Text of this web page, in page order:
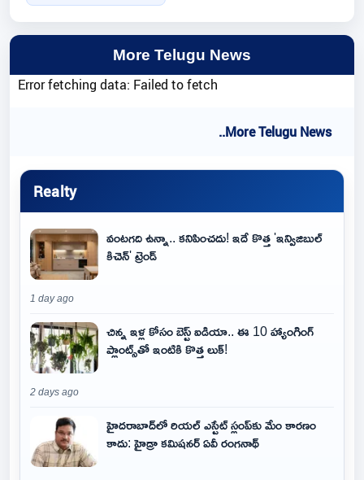
More Telugu News
Error fetching data: Failed to fetch
..More Telugu News
Realty
వంటగది ఉన్నా.. కనిపించదు! ఇదే కొత్త 'ఇన్విజిబుల్
కిచెన్' ట్రెండ్
1 day ago
చిన్న ఇళ్ల కోసం బెస్ట్ ఐడియా.. ఈ 10 హ్యాంగింగ్
ప్లాంట్స్‌తో ఇంటికి కొత్త లుక్!
2 days ago
హైదరాబాద్‌లో రియల్ ఎస్టేట్ స్లంప్‌కు మేం కారణం
కాదు: హైడ్రా కమిషనర్ ఏవీ రంగనాథ్